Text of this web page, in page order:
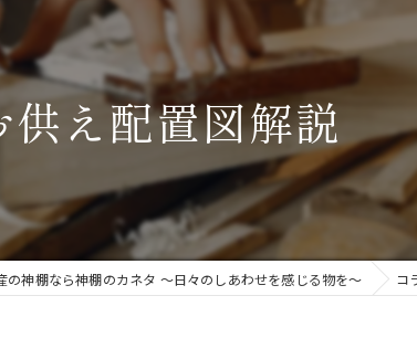
手
え配置図解説
の神棚なら神棚のカネタ ～日々のしあわせを感じる物を～ コ